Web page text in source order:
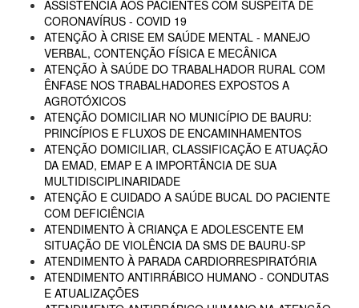
ASSISTÊNCIA AOS PACIENTES COM SUSPEITA DE
CORONAVÍRUS - COVID 19
ATENÇÃO À CRISE EM SAÚDE MENTAL - MANEJO
VERBAL, CONTENÇÃO FÍSICA E MECÂNICA
ATENÇÃO À SAÚDE DO TRABALHADOR RURAL COM
ÊNFASE NOS TRABALHADORES EXPOSTOS A
AGROTÓXICOS
ATENÇÃO DOMICILIAR NO MUNICÍPIO DE BAURU:
PRINCÍPIOS E FLUXOS DE ENCAMINHAMENTOS
ATENÇÃO DOMICILIAR, CLASSIFICAÇÃO E ATUAÇÃO
DA EMAD, EMAP E A IMPORTÂNCIA DE SUA
MULTIDISCIPLINARIDADE
ATENÇÃO E CUIDADO A SAÚDE BUCAL DO PACIENTE
COM DEFICIÊNCIA
ATENDIMENTO À CRIANÇA E ADOLESCENTE EM
SITUAÇÃO DE VIOLÊNCIA DA SMS DE BAURU-SP
ATENDIMENTO À PARADA CARDIORRESPIRATÓRIA
ATENDIMENTO ANTIRRÁBICO HUMANO - CONDUTAS
E ATUALIZAÇÕES